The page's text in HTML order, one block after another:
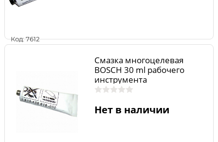
Код: 7612
Смазка многоцелевая
BOSCH 30 ml рабочего
инструмента
Нет в наличии